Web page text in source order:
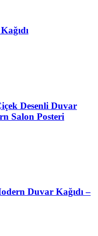
Desenli Duvar
Salon Posteri
Duvar Kağıdı –